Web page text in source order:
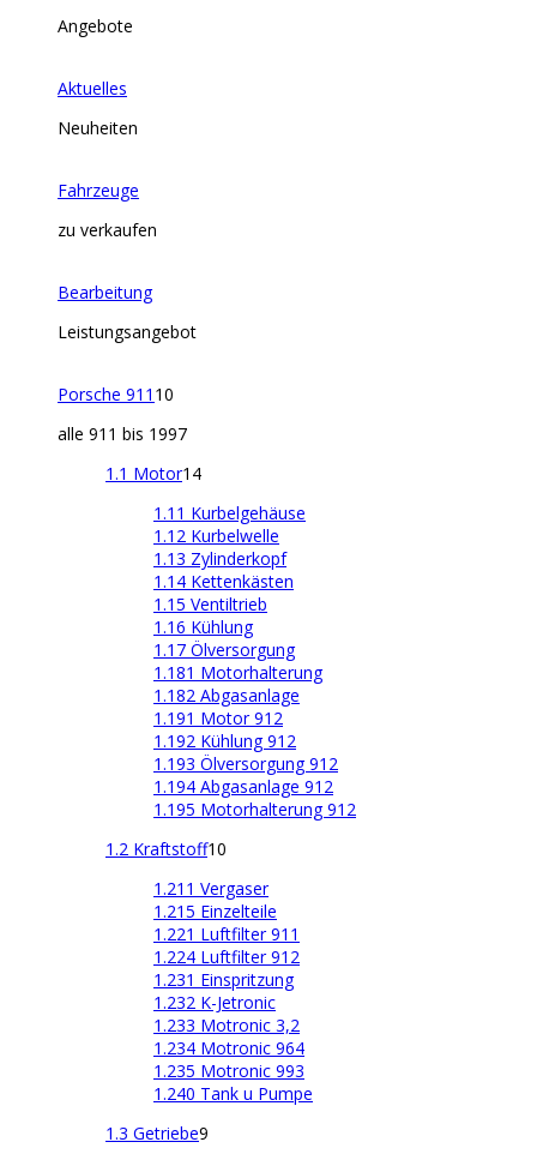
Angebote
Aktuelles
Neuheiten
Fahrzeuge
zu verkaufen
Bearbeitung
Leistungsangebot
Porsche 911 10
alle 911 bis 1997
1.1 Motor14
1.11 Kurbelgehäuse
1.12 Kurbelwelle
1.13 Zylinderkopf
1.14 Kettenkästen
1.15 Ventiltrieb
1.16 Kühlung
1.17 Ölversorgung
1.181 Motorhalterung
1.182 Abgasanlage
1.191 Motor 912
1.192 Kühlung 912
1.193 Ölversorgung 912
1.194 Abgasanlage 912
1.195 Motorhalterung 912
1.2 Kraftstoff10
1.211 Vergaser
1.215 Einzelteile
1.221 Luftfilter 911
1.224 Luftfilter 912
1.231 Einspritzung
1.232 K-Jetronic
1.233 Motronic 3,2
1.234 Motronic 964
1.235 Motronic 993
1.240 Tank u Pumpe
1.3 Getriebe9